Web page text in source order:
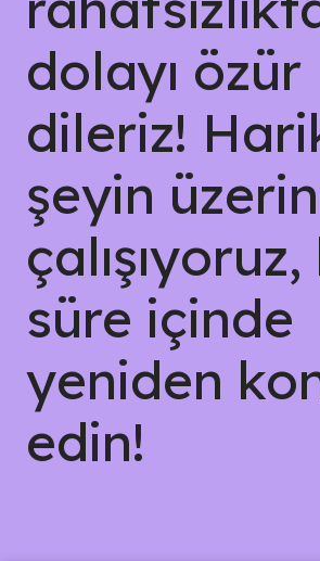
dolayı özür
dileriz!
şeyin
çalışıyoruz,
süre içinde
yeniden
edin!